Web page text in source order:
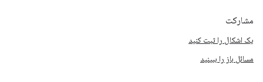
مشارکت
یک اشکال را ثبت کنید
مسائل باز را ببینید